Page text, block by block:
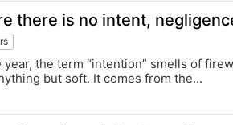
there is no intent,
the term “intention” smells of
but soft. It comes from the...